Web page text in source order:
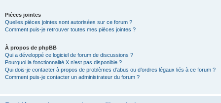
Pièces jointes
Quelles pièces jointes sont autorisées sur ce forum ?
Comment puis-je retrouver toutes mes pièces jointes ?
À propos de phpBB
Qui a développé ce logiciel de forum de discussions ?
Pourquoi la fonctionnalité X n’est pas disponible ?
Qui dois-je contacter à propos de problèmes d’abus ou d’ordres légaux liés à ce forum ?
Comment puis-je contacter un administrateur du forum ?